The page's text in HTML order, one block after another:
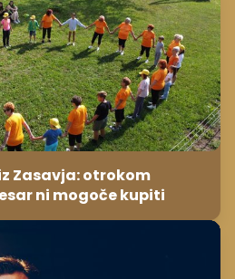
Zasavja: otrokom
ni mogoče kupiti